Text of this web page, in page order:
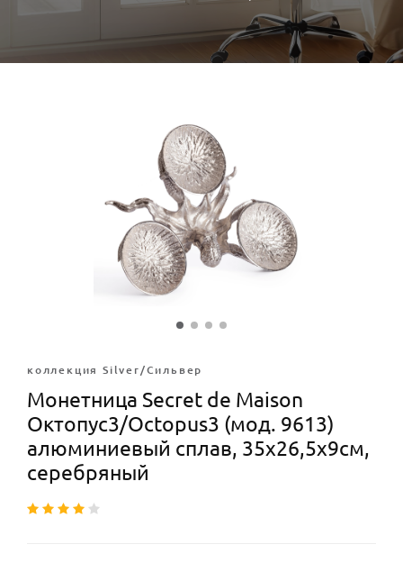
коллекция Silver/Сильвер
Монетница Secret de Maison
Октопус3/Octopus3 (мод. 9613)
алюминиевый сплав, 35х26,5х9см,
серебряный